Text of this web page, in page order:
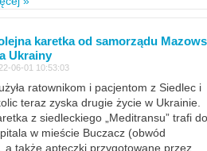
karetka od samorządu
Ukrainy
06-01 10:53:03
ratownikom i pacjentom z Siedlec i
teraz zyska drugie życie w Ukrainie.
z siedleckiego „Meditransu” trafi do
w mieście Buczacz (obwód
także apteczki przygotowane przez